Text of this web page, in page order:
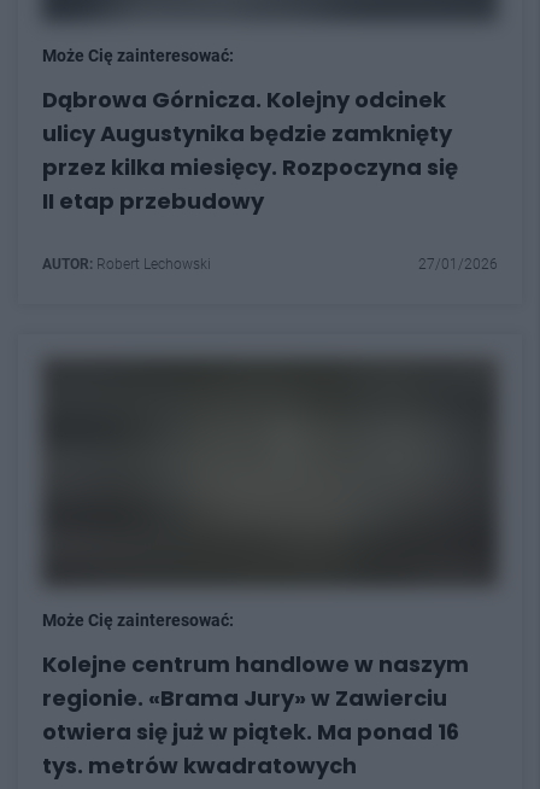
Może Cię zainteresować:
Dąbrowa Górnicza. Kolejny odcinek
ulicy Augustynika będzie zamknięty
przez kilka miesięcy. Rozpoczyna się
II etap przebudowy
AUTOR: Robert Lechowski 27/01/2026
Może Cię zainteresować:
Kolejne centrum handlowe w naszym
regionie. «Brama Jury» w Zawierciu
otwiera się już w piątek. Ma ponad 16
tys. metrów kwadratowych